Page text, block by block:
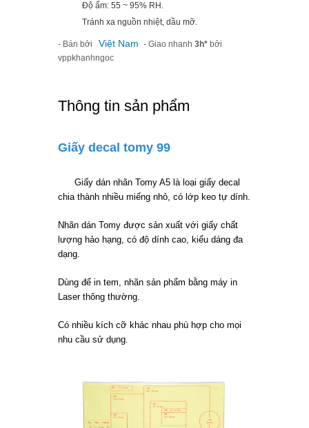
Độ ẩm: 55 ~ 95% RH.
Tránh xa nguồn nhiệt, dầu mỡ.
- Bán bởi Việt Nam - Giao nhanh 3h* bởi
vppkhanhngoc
Thông tin sản phẩm
Giấy decal tomy 99
Giấy dán nhãn Tomy A5 là loại giấy decal
chia thành nhiều miếng nhỏ, có lớp keo tự dính.
Nhãn dán Tomy được sản xuất với giấy chất
lượng hảo hạng, có độ dính cao, kiểu dáng đa
dạng.
Dùng để in tem, nhãn sản phẩm bằng máy in
Laser thông thường.
Có nhiều kích cỡ khác nhau phù hợp cho mọi
nhu cầu sử dụng.